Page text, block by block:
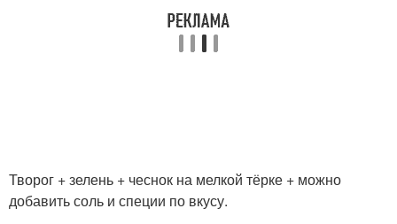
Творог + зелень + чеснок на мелкой тёрке + можно
добавить соль и специи по вкусу.